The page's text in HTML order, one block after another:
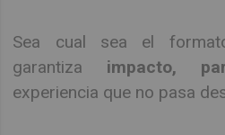
Sea cual sea el
garantiza impacto,
experiencia que no pasa